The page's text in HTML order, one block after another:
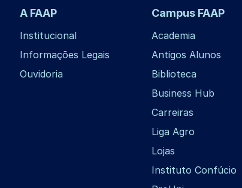
A FAAP
Institucional
Informações Legais
Ouvidoria
Campus FAAP
Academia
Antigos Alunos
Biblioteca
Business Hub
Carreiras
Liga Agro
Lojas
Instituto Confúcio